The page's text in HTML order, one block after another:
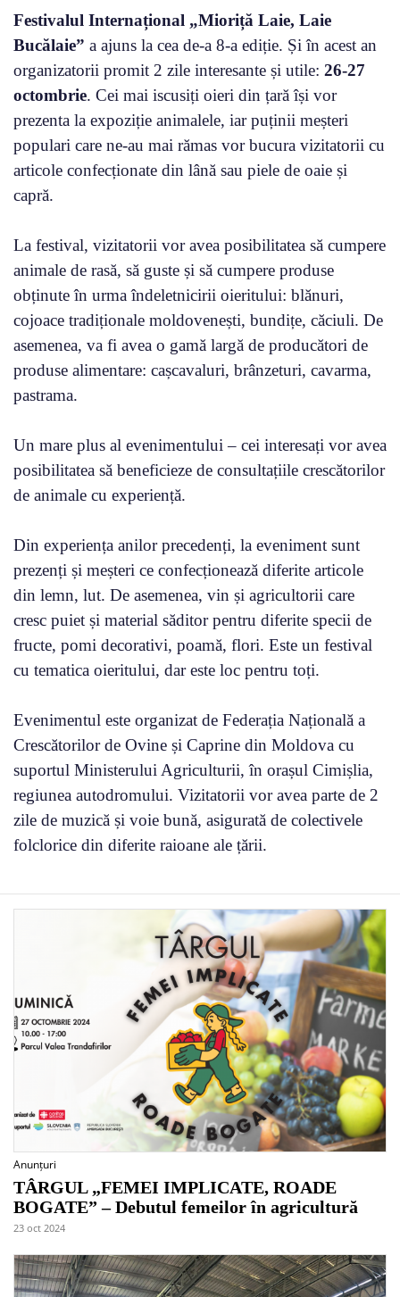
Festivalul Internațional „Mioriță Laie, Laie
Bucălaie” a ajuns la cea de-a 8-a ediție. Și în acest an
organizatorii promit 2 zile interesante și utile: 26-27
octombrie. Cei mai iscusiți oieri din țară își vor
prezenta la expoziție animalele, iar puținii meșteri
populari care ne-au mai rămas vor bucura vizitatorii cu
articole confecționate din lână sau piele de oaie și
capră.
La festival, vizitatorii vor avea posibilitatea să cumpere
animale de rasă, să guste și să cumpere produse
obținute în urma îndeletnicirii oieritului: blănuri,
cojoace tradiționale moldovenești, bundițe, căciuli. De
asemenea, va fi avea o gamă largă de producători de
produse alimentare: cașcavaluri, brânzeturi, cavarma,
pastrama.
Un mare plus al evenimentului – cei interesați vor avea
posibilitatea să beneficieze de consultațiile crescătorilor
de animale cu experiență.
Din experiența anilor precedenți, la eveniment sunt
prezenți și meșteri ce confecționează diferite articole
din lemn, lut. De asemenea, vin și agricultorii care
cresc puiet și material săditor pentru diferite specii de
fructe, pomi decorativi, poamă, flori. Este un festival
cu tematica oieritului, dar este loc pentru toți.
Evenimentul este organizat de Federația Națională a
Crescătorilor de Ovine și Caprine din Moldova cu
suportul Ministerului Agriculturii, în orașul Cimișlia,
regiunea autodromului. Vizitatorii vor avea parte de 2
zile de muzică și voie bună, asigurată de colectivele
folclorice din diferite raioane ale țării.
Anunțuri
TÂRGUL „FEMEI IMPLICATE, ROADE
BOGATE” – Debutul femeilor în agricultură
23 oct 2024